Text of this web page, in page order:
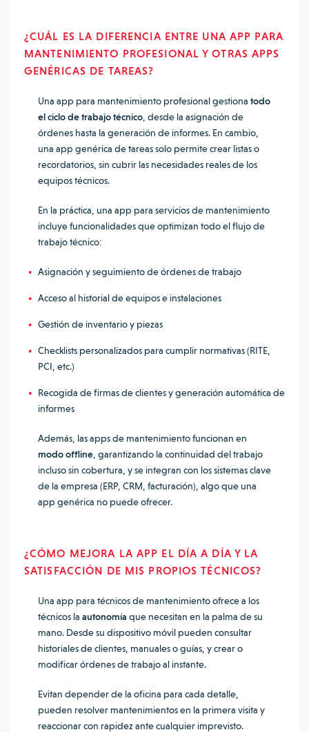
¿CUÁL ES LA DIFERENCIA ENTRE UNA APP PARA
MANTENIMIENTO PROFESIONAL Y OTRAS APPS
GENÉRICAS DE TAREAS?
Una app para mantenimiento profesional gestiona todo
el ciclo de trabajo técnico , desde la asignación de
órdenes hasta la generación de informes. En cambio,
una app genérica de tareas solo permite crear listas o
recordatorios, sin cubrir las necesidades reales de los
equipos técnicos.
En la práctica, una app para servicios de mantenimiento
incluye funcionalidades que optimizan todo el flujo de
trabajo técnico:
Asignación y seguimiento de órdenes de trabajo
Acceso al historial de equipos e instalaciones
Gestión de inventario y piezas
Checklists personalizados para cumplir normativas (RITE,
PCI, etc.)
Recogida de firmas de clientes y generación automática de
informes
Además, las apps de mantenimiento funcionan en
modo offline , garantizando la continuidad del trabajo
incluso sin cobertura, y se integran con los sistemas clave
de la empresa (ERP, CRM, facturación), algo que una
app genérica no puede ofrecer.
¿CÓMO MEJORA LA APP EL DÍA A DÍA Y LA
SATISFACCIÓN DE MIS PROPIOS TÉCNICOS?
Una app para técnicos de mantenimiento ofrece a los
técnicos la autonomía que necesitan en la palma de su
mano. Desde su dispositivo móvil pueden consultar
historiales de clientes, manuales o guías, y crear o
modificar órdenes de trabajo al instante.
Evitan depender de la oficina para cada detalle,
pueden resolver mantenimientos en la primera visita y
reaccionar con rapidez ante cualquier imprevisto.